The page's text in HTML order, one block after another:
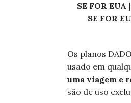
SE FOR
SE FOR
Os planos
usado em
uma viagem e
são de uso